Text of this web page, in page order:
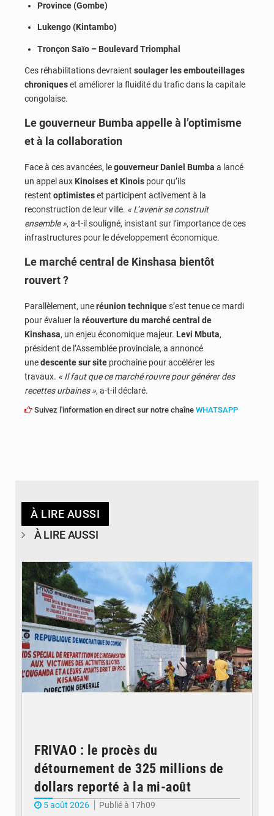
Province (Gombe)
Lukengo (Kintambo)
Tronçon Saïo – Boulevard Triomphal
Ces réhabilitations devraient soulager les embouteillages
chroniqueset améliorer la fluidité du trafic dans la capitale
congolaise.
Le gouverneur Bumba appelle à l’optimisme
et à la collaboration
Face à ces avancées, legouverneur Daniel Bumba a lancé
un appel aux Kinoises et Kinois pour qu’ils
restent optimisteset participent activement à la
reconstruction de leur ville. « L’avenir se construit
ensemble », a-t-il souligné, insistant sur l’importance de ces
infrastructures pour le développement économique.
Le marché central de Kinshasa bientôt
rouvert ?
Parallèlement, uneréunion techniques’est tenue ce mardi
pour évaluer la réouverture du marché central de
Kinshasa, un enjeu économique majeur. Levi Mbuta,
président de l’Assemblée provinciale, a annoncé
unedescente sur site prochaine pour accélérer les
travaux. « Il faut que ce marché rouvre pour générer des
recettes urbaines », a-t-il déclaré.
Suivez l'information en direct sur notre chaîne WHATSAPP
À LIRE AUSSI
À LIRE AUSSI
FRIVAO : le procès du
détournement de 325 millions de
dollars reporté à la mi-août
5 août 2026
Publié à 17h09